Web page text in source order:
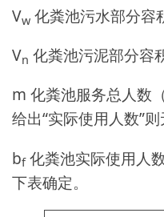
Vw 化粪池污水部分容
Vn 化粪池污泥部分容
m 化粪池服务总人数
给出“实际使用人数”则
bf化粪池实际使用人
下表确定。